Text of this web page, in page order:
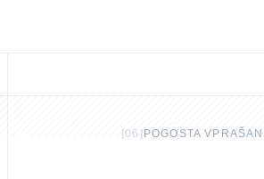
[06 ] POGOSTA